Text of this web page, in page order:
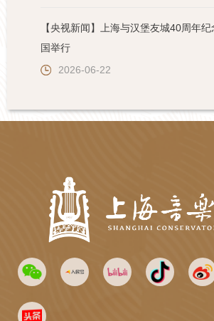
【央视新闻】上海与汉堡友城40周年
国举行
2026-06-22